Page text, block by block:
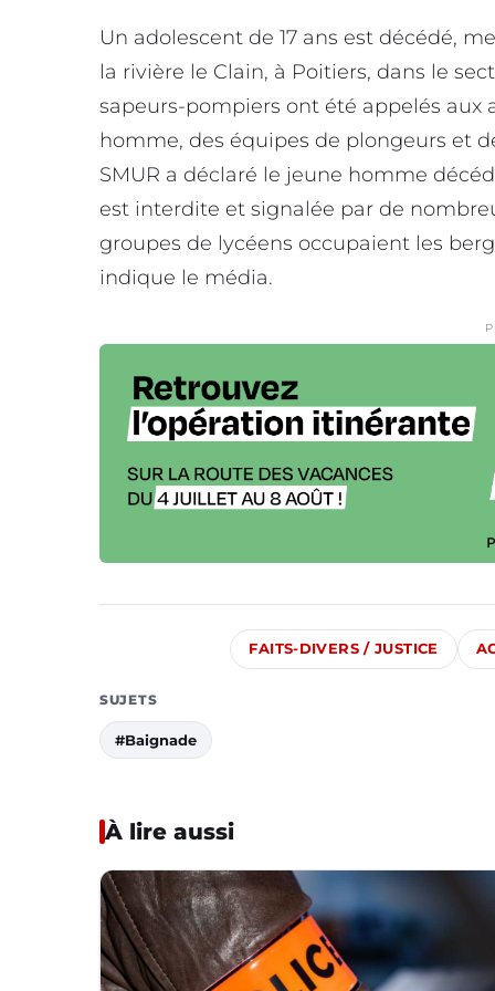
Un adolescent de 17 ans est décédé,
la rivière le Clain, à Poitiers, dans le
sapeurs-pompiers ont été appelés aux
homme, des équipes de plongeurs et
SMUR a déclaré le jeune homme
est interdite et signalée par de
groupes de lycéens occupaient les
indique le média.
FAITS-DIVERS / JUSTICE
SUJETS
#Baignade
À lire aussi